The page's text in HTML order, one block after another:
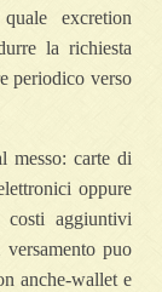
excretion
la richiesta
periodico verso
messo: carte di
oppure
costi aggiuntivi
puo
anche-wallet e